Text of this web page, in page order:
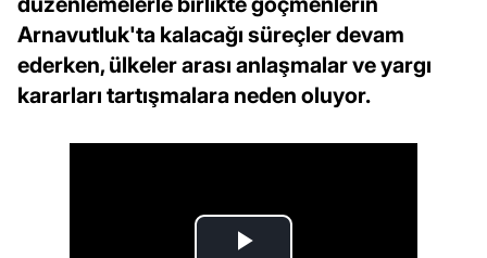
Arnavutluk'ta kalacağı süreçler devam
ederken, ülkeler arası anlaşmalar ve yargı
kararları tartışmalara neden oluyor.